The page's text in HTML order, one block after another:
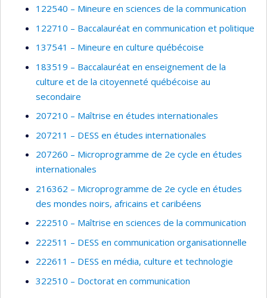
122540 – Mineure en sciences de la communication
122710 – Baccalauréat en communication et politique
137541 – Mineure en culture québécoise
183519 – Baccalauréat en enseignement de la
culture et de la citoyenneté québécoise au
secondaire
207210 – Maîtrise en études internationales
207211 – DESS en études internationales
207260 – Microprogramme de 2e cycle en études
internationales
216362 – Microprogramme de 2e cycle en études
des mondes noirs, africains et caribéens
222510 – Maîtrise en sciences de la communication
222511 – DESS en communication organisationnelle
222611 – DESS en média, culture et technologie
322510 – Doctorat en communication